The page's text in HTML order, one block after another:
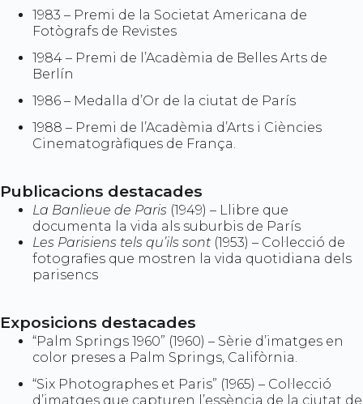
1983 – Premi de la Societat Americana de
Fotògrafs de Revistes
1984 – Premi de l’Acadèmia de Belles Arts de
Berlín
1986 – Medalla d’Or de la ciutat de París
1988 – Premi de l’Acadèmia d’Arts i Ciències
Cinematogràfiques de França.
Publicacions destacades
La Banlieue de Paris (1949) – Llibre que
documenta la vida als suburbis de París
Les Parisiens tels qu’ils sont (1953) – Col·lecció de
fotografies que mostren la vida quotidiana dels
parisencs
Exposicions destacades
“Palm Springs 1960” (1960) – Sèrie d’imatges en
color preses a Palm Springs, Califòrnia.
“Six Photographes et Paris” (1965) – Col·lecció
d’imatges que capturen l’essència de la ciutat de